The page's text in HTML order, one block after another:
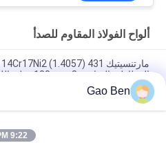
ألواح الفولاذ المقاوم للصدأ
المطاطية الساخنة 8-100mm قطع بالليزر
8MM X 1500 X 6000MM
Gao Ben
9:22 PM